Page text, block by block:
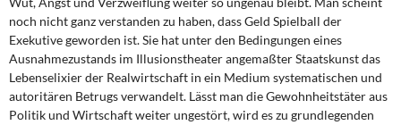
noch nicht ganz verstanden zu haben, dass Geld Spielball der
Exekutive geworden ist. Sie hat unter den Bedingungen eines
Ausnahmezustands im Illusionstheater angemaßter Staatskunst das
Lebenselixier der Realwirtschaft in ein Medium systematischen und
autoritären Betrugs verwandelt. Lässt man die Gewohnheitstäter aus
Politik und Wirtschaft weiter ungestört, wird es zu grundlegenden